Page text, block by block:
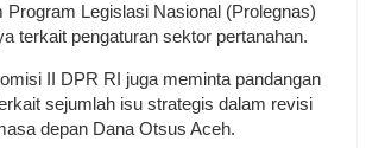
Program Legislasi Nasional (Prolegnas)
terkait pengaturan sektor pertanahan.
II DPR RI juga meminta pandangan
sejumlah isu strategis dalam revisi
depan Dana Otsus Aceh.